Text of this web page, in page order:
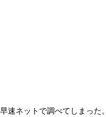
ネットで調べてしまった。